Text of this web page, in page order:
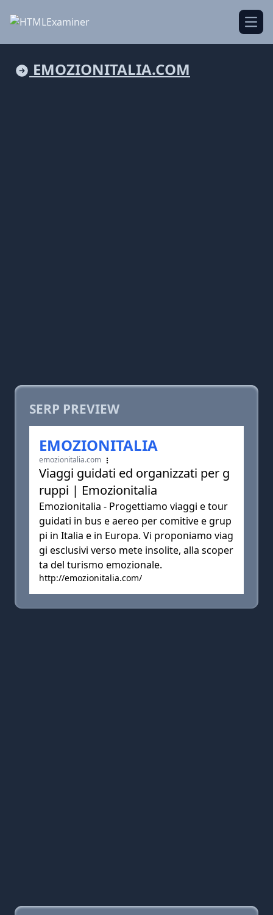
EMOZIONITALIA.COM
SERP PREVIEW
EMOZIONITALIA
emozionitalia.com
Viaggi guidati ed organizzati per g
ruppi | Emozionitalia
Emozionitalia - Progettiamo viaggi e tour
guidati in bus e aereo per comitive e grup
pi in Italia e in Europa. Vi proponiamo viag
gi esclusivi verso mete insolite, alla scoper
ta del turismo emozionale.
http://emozionitalia.com/